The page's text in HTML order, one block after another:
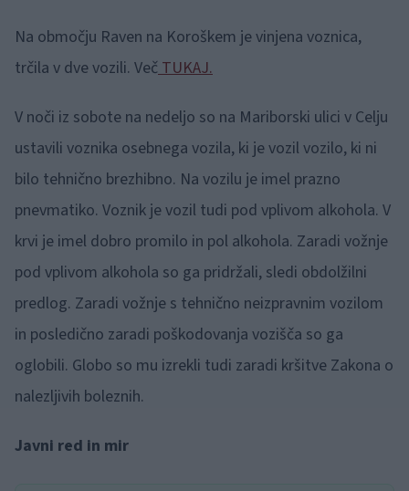
Na območju Raven na Koroškem je vinjena voznica,
trčila v dve vozili. VečTUKAJ.
V noči iz sobote na nedeljo so na Mariborski ulici v Celju
ustavili voznika osebnega vozila, ki je vozil vozilo, ki ni
bilo tehnično brezhibno. Na vozilu je imel prazno
pnevmatiko. Voznik je vozil tudi pod vplivom alkohola. V
krvi je imel dobro promilo in pol alkohola. Zaradi vožnje
pod vplivom alkohola so ga pridržali, sledi obdolžilni
predlog. Zaradi vožnje s tehnično neizpravnim vozilom
in posledično zaradi poškodovanja vozišča so ga
oglobili. Globo so mu izrekli tudi zaradi kršitve Zakona o
nalezljivih boleznih.
Javni red in mir